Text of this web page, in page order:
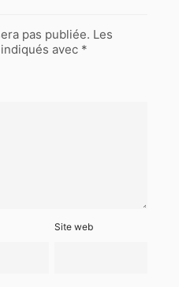
pas publiée. Les
avec *
Site web